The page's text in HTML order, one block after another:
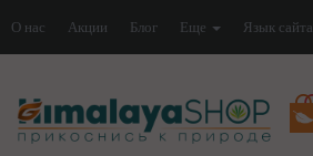
О нас Акции Блог Еще Язык сайта